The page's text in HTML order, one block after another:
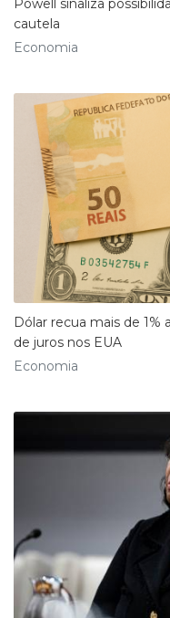
Powell sinaliza
cautela
Economia
Dólar recua mais de
de juros nos EUA
Economia